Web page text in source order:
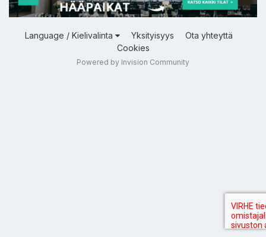
Language / Kielivalinta Yksityisyys
Ota yhteyttä
Cookies
Powered by Invision Community